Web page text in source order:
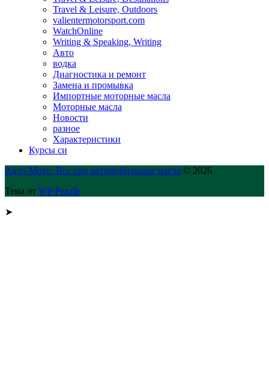
Travel & Leisure, Outdoors
valientermotorsport.com
WatchOnline
Writing & Speaking, Writing
Авто
водка
Диагностика и ремонт
Замена и промывка
Импортные моторные масла
Моторные масла
Новости
разное
Характеристики
Курсы си
Авто-Мото. Все про автомобильные масла © 2026
Тема от WP Puzzle
➤